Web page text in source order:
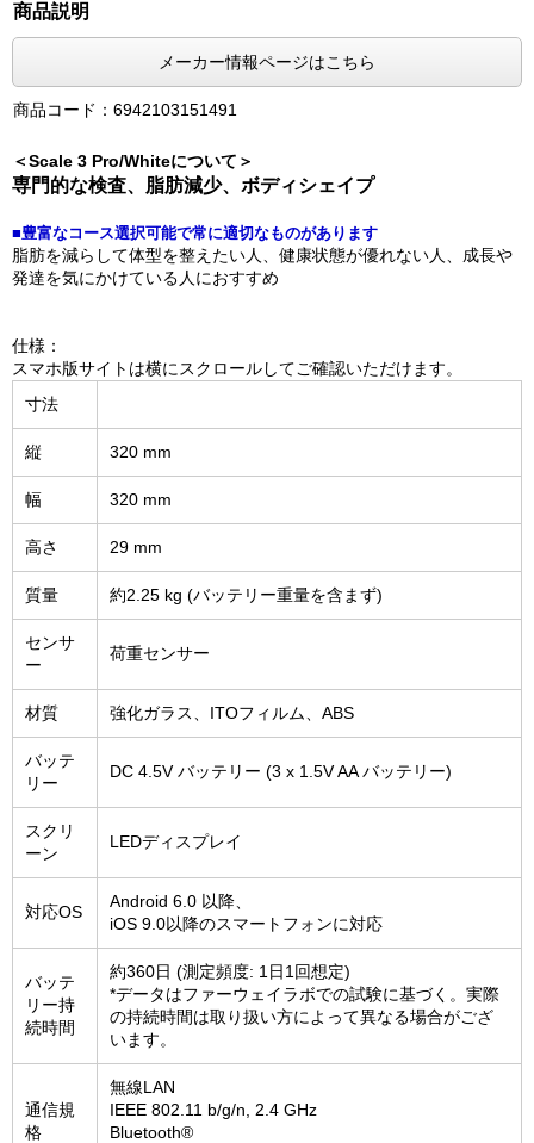
商品説明
メーカー情報ページはこちら
商品コード：6942103151491
＜Scale 3 Pro/Whiteについて＞
専門的な検査、脂肪減少、ボディシェイプ
■豊富なコース選択可能で常に適切なものがあります
脂肪を減らして体型を整えたい人、健康状態が優れない人、成長や
発達を気にかけている人におすすめ
仕様：
スマホ版サイトは横にスクロールしてご確認いただけます。
寸法
縦 320 mm
幅 320 mm
高さ 29 mm
質量 約2.25 kg (バッテリー重量を含まず)
センサ
ー
荷重センサー
材質 強化ガラス、ITOフィルム、ABS
バッテ
リー
DC 4.5V バッテリー (3 x 1.5V AA バッテリー)
スクリ
ーン
LEDディスプレイ
対応OS
Android 6.0 以降、
iOS 9.0以降のスマートフォンに対応
バッテ
リー持
続時間
約360日 (測定頻度: 1日1回想定)
*データはファーウェイラボでの試験に基づく。実際
の持続時間は取り扱い方によって異なる場合がござ
います。
通信規
格
無線LAN
IEEE 802.11 b/g/n, 2.4 GHz
Bluetooth®